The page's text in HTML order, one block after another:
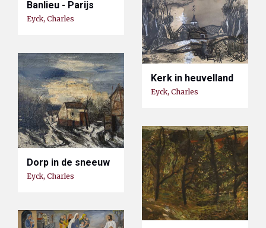
Banlieu - Parijs
Eyck, Charles
Kerk in heuvelland
Eyck, Charles
Dorp in de sneeuw
Eyck, Charles